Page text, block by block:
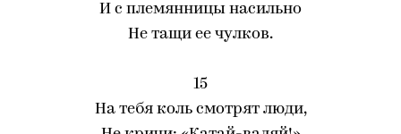
И с племянницы насильно
Не тащи ее чулков.
15
На тебя коль смотрят люди,